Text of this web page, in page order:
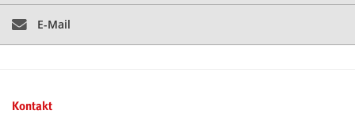
E-Mail
Kontakt